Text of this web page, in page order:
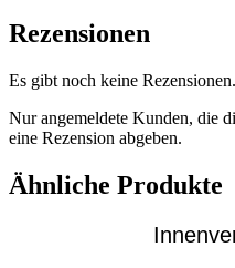
Rezensionen
Es gibt noch keine Rezensionen.
Nur angemeldete Kunden, die
eine Rezension abgeben.
Ähnliche Produkte